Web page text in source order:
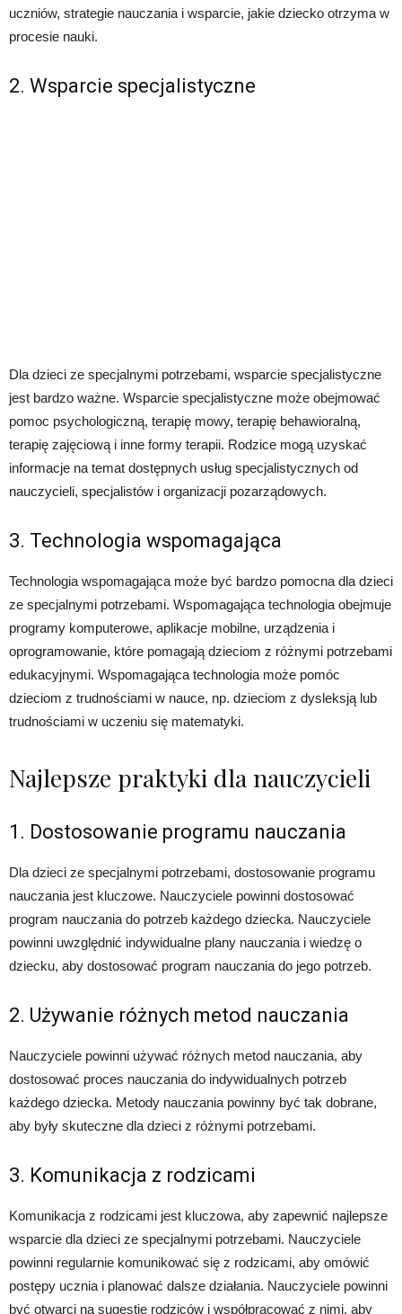
uczniów, strategie nauczania i wsparcie, jakie dziecko otrzyma w
procesie nauki.
2. Wsparcie specjalistyczne
Dla dzieci ze specjalnymi potrzebami, wsparcie specjalistyczne
jest bardzo ważne. Wsparcie specjalistyczne może obejmować
pomoc psychologiczną, terapię mowy, terapię behawioralną,
terapię zajęciową i inne formy terapii. Rodzice mogą uzyskać
informacje na temat dostępnych usług specjalistycznych od
nauczycieli, specjalistów i organizacji pozarządowych.
3. Technologia wspomagająca
Technologia wspomagająca może być bardzo pomocna dla dzieci
ze specjalnymi potrzebami. Wspomagająca technologia obejmuje
programy komputerowe, aplikacje mobilne, urządzenia i
oprogramowanie, które pomagają dzieciom z różnymi potrzebami
edukacyjnymi. Wspomagająca technologia może pomóc
dzieciom z trudnościami w nauce, np. dzieciom z dysleksją lub
trudnościami w uczeniu się matematyki.
Najlepsze praktyki dla nauczycieli
1. Dostosowanie programu nauczania
Dla dzieci ze specjalnymi potrzebami, dostosowanie programu
nauczania jest kluczowe. Nauczyciele powinni dostosować
program nauczania do potrzeb każdego dziecka. Nauczyciele
powinni uwzględnić indywidualne plany nauczania i wiedzę o
dziecku, aby dostosować program nauczania do jego potrzeb.
2. Używanie różnych metod nauczania
Nauczyciele powinni używać różnych metod nauczania, aby
dostosować proces nauczania do indywidualnych potrzeb
każdego dziecka. Metody nauczania powinny być tak dobrane,
aby były skuteczne dla dzieci z różnymi potrzebami.
3. Komunikacja z rodzicami
Komunikacja z rodzicami jest kluczowa, aby zapewnić najlepsze
wsparcie dla dzieci ze specjalnymi potrzebami. Nauczyciele
powinni regularnie komunikować się z rodzicami, aby omówić
postępy ucznia i planować dalsze działania. Nauczyciele powinni
być otwarci na sugestie rodziców i współpracować z nimi, aby